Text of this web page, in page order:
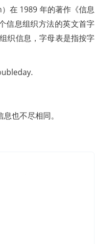
在 1989 年的著作《信息
信息组织方法的英文首字
织信息，字母表是指按字
也不尽相同。